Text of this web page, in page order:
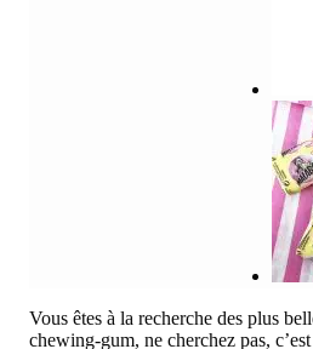
Vous êtes à la recherche des plus
chewing-gum, ne cherchez pas,